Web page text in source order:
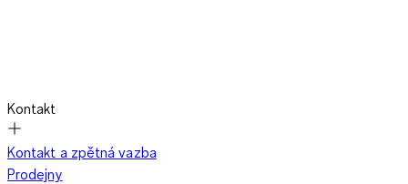
Kontakt
Kontakt a zpětná vazba
Prodejny